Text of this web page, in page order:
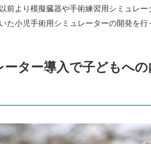
前より模擬臓器や手術練習用シミュレ
た小児手術用シミュレーターの開発を行
ーター導入で子どもへ